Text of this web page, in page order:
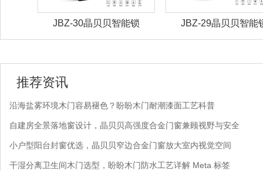
JBZ-30晶贝贝智能锁 JBZ-29晶贝贝智能
推荐资讯
沿海盐雾环境木门容易褪色？盼盼木门耐潮漆面工艺科普
自建房全景落地窗设计，晶贝贝高强度合金门窗兼顾视野与安全
小户型阳台封窗优选，晶贝贝窄边合金门窗放大室内视觉空间
干湿分离卫生间木门选型，盼盼木门防水工艺详解 Meta 标签